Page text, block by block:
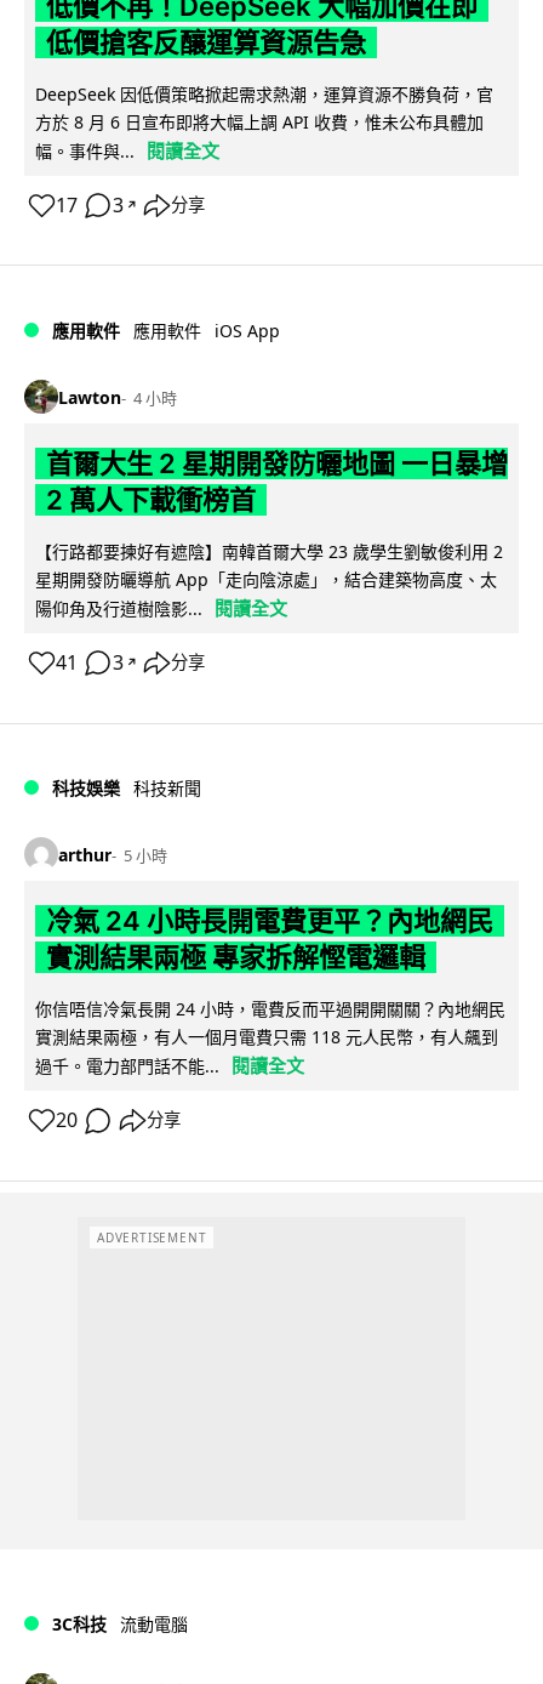
低價搶客反釀運算資源告急
DeepSeek 因低價策略掀起需求熱潮，運算資源不勝負荷，官
方於 8 月 6 日宣布即將大幅上調 API 收費，惟未公布具體加
幅。事件與...
閱讀全文
17 3 ↗ 分享
應用軟件 應用軟件 iOS App
Lawton 4 小時
首爾大生 2 星期開發防曬地圖 一日暴增
2 萬人下載衝榜首
【行路都要揀好有遮陰】南韓首爾大學 23 歲學生劉敏俊利用 2
星期開發防曬導航 App「走向陰涼處」，結合建築物高度、太
陽仰角及行道樹陰影...
閱讀全文
41 3 ↗ 分享
科技娛樂 科技新聞
arthur 5 小時
冷氣 24 小時長開電費更平？內地網民
實測結果兩極 專家拆解慳電邏輯
你信唔信冷氣長開 24 小時，電費反而平過開開關關？內地網民
實測結果兩極，有人一個月電費只需 118 元人民幣，有人飆到
過千。電力部門話不能...
閱讀全文
20 分享
ADVERTISEMENT
3C科技 流動電腦